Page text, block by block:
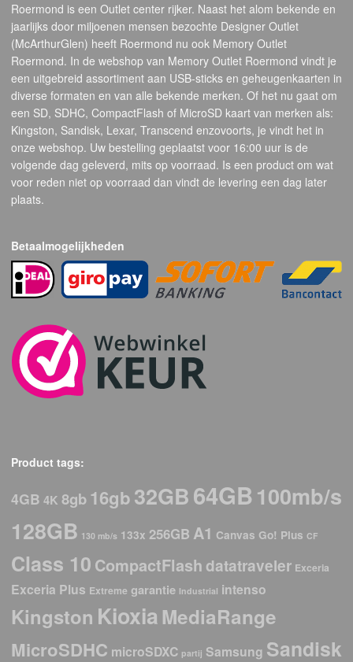
Roermond is een Outlet center rijker. Naast het alom bekende en
jaarlijks door miljoenen mensen bezochte Designer Outlet
(McArthurGlen) heeft Roermond nu ook Memory Outlet
Roermond. In de webshop van Memory Outlet Roermond vindt je
een uitgebreid assortiment aan USB-sticks en geheugenkaarten in
diverse formaten en van alle bekende merken. Of het nu gaat om
een SD, SDHC, CompactFlash of MicroSD kaart van merken als:
Kingston, Sandisk, Lexar, Transcend enzovoorts, je vindt het in
onze webshop. Uw bestelling geplaatst voor 16:00 uur is de
volgende dag geleverd, mits op voorraad. Is een product om wat
voor reden niet op voorraad dan vindt de levering een dag later
plaats.
Betaalmogelijkheden
Product tags:
4GB 4K 8gb16gb32GB64GB100mb/s
128GB 130 mb/s 133x 256GB A1 Canvas Go! Plus CF
Class 10 CompactFlash datatraveler Exceria
Exceria Plus Extreme garantie Industrial intenso
Kingston Kioxia MediaRange
MicroSDHC microSDXC partij Samsung Sandisk